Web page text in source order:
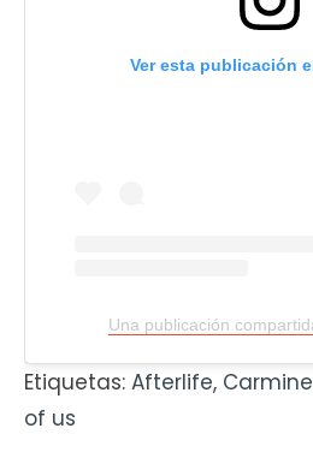
Ver esta publicación
Una publicación
Etiquetas: Afterlife,
of us